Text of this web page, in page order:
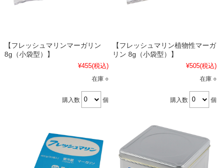
【フレッシュマリンマーガリン
8g（小袋型）】
¥455(税込)
在庫 ○
購入数 個
【フレッシュマリン植物性マーガ
リン 8g（小袋型）】
¥505(税込)
在庫 ○
購入数 個